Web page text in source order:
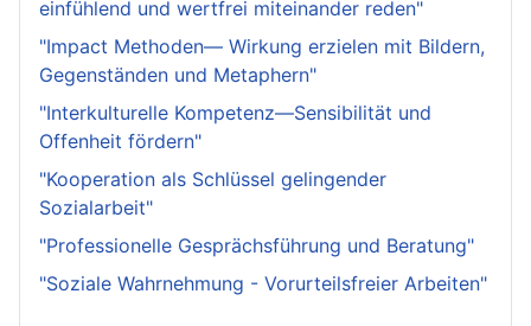
einfühlend und wertfrei miteinander reden"
"Impact Methoden— Wirkung erzielen mit Bildern,
Gegenständen und Metaphern"
"Interkulturelle Kompetenz—Sensibilität und
Offenheit fördern"
"Kooperation als Schlüssel gelingender
Sozialarbeit"
"Professionelle Gesprächsführung und Beratung"
"Soziale Wahrnehmung - Vorurteilsfreier Arbeiten"